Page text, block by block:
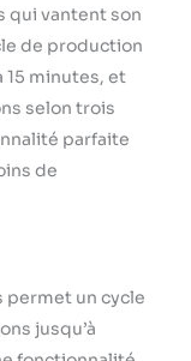
le
moyen
en
sur un
heures,
qui vantent son
de production
15 minutes, et
selon trois
parfaite
de
permet un cycle
jusqu’à